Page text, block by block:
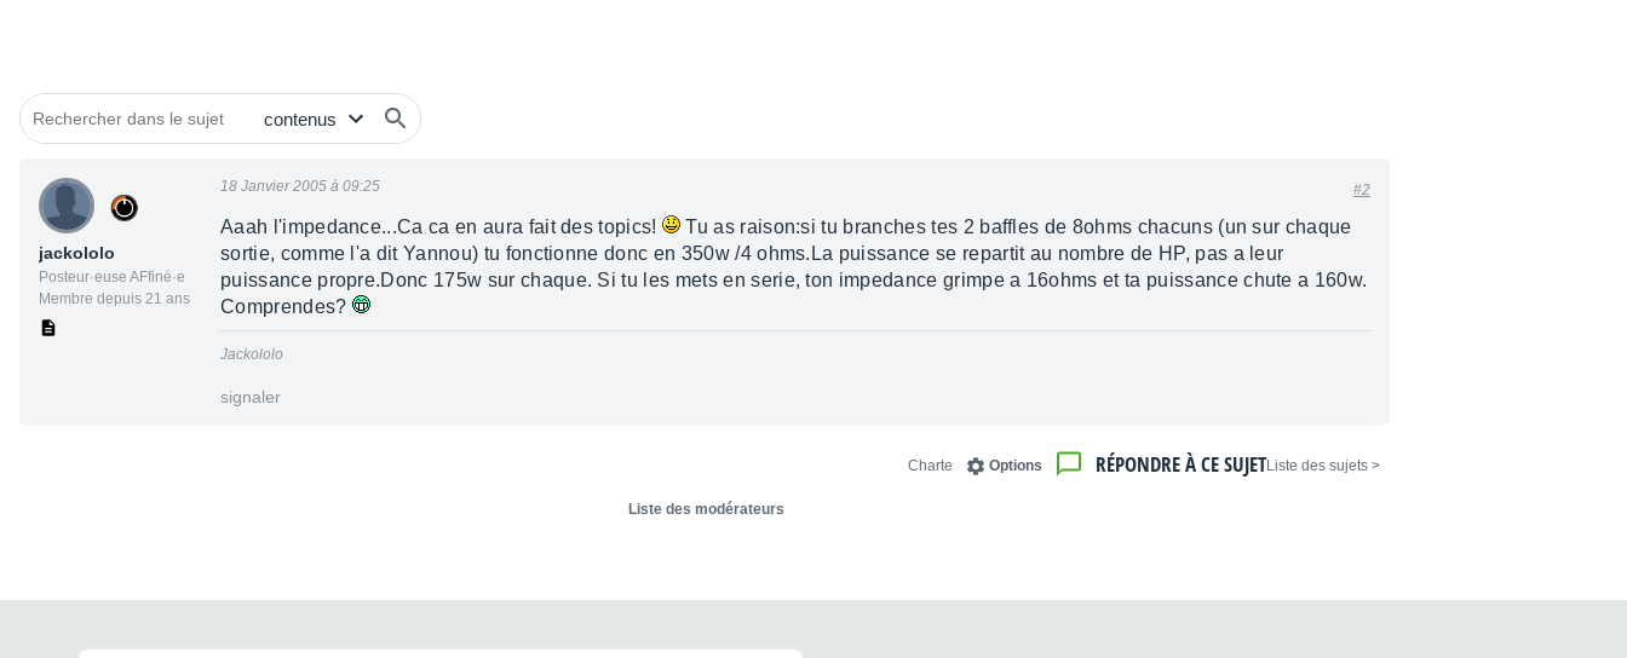
jackololo
Posteur·euse AFfiné·e
Membre depuis 21 ans
18 Janvier 2005 à 09:25 #2
Aaah l'impedance...Ca ca en aura fait des topics!
Tu as raison:si tu branches tes 2 baffles de 8ohms chacuns (un sur chaque
sortie, comme l'a dit Yannou) tu fonctionne donc en 350w /4 ohms.La puissance se repartit au nombre de HP, pas a leur
puissance propre.Donc 175w sur chaque. Si tu les mets en serie, ton impedance grimpe a 16ohms et ta puissance chute a 160w.
Comprendes?
Jackololo
signaler
< Liste des sujets
RÉPONDRE À CE SUJET
Options
Charte
Liste des modérateurs